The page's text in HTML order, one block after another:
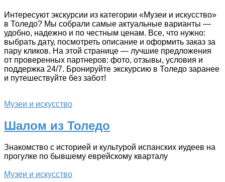
Интересуют экскурсии из категории «Музеи и искусство»
в Толедо? Мы собрали самые актуальные варианты —
удобно, надежно и по честным ценам. Все, что нужно:
выбрать дату, посмотреть описание и оформить заказ за
пару кликов. На этой странице — лучшие предложения
от проверенных партнеров: фото, отзывы, условия и
поддержка 24/7. Бронируйте экскурсию в Толедо заранее
и путешествуйте без забот!
Музеи и искусство
Шалом из Толедо
Знакомство с историей и культурой испанских иудеев на
прогулке по бывшему еврейскому кварталу
Музеи и искусство